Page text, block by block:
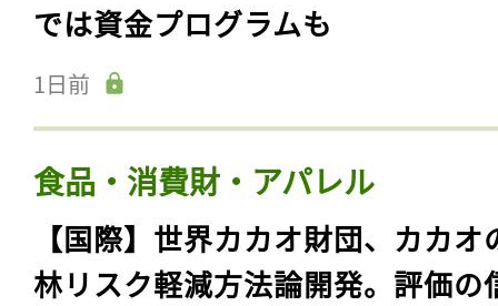
では資金プログラムも
1日前
食品・消費財・アパレル
【国際】世界カカオ財団、カカオ
林リスク軽減方法論開発。評価の